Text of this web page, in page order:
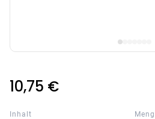
10,75 €
Inhalt